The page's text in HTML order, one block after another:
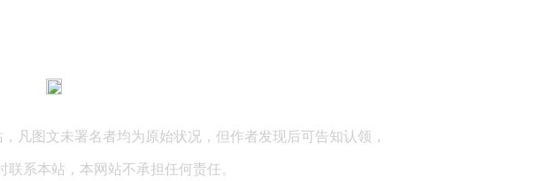
凡图文未署名者均为原始状况，但作者发现后可告知认领，
系本站，本网站不承担任何责任。